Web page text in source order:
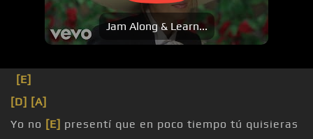
Jam Along & Learn...
[E]
[D] [A]
Yo no [E] presentí que en poco tiempo tú quisieras